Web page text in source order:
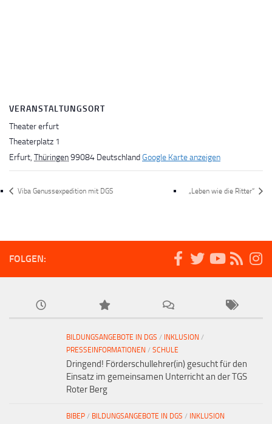
VERANSTALTUNGSORT
Theater erfurt
Theaterplatz 1
Erfurt, Thüringen99084 DeutschlandGoogle Karte anzeigen
Viba Genussexpedition mit DGS „Leben wie die Ritter“
FOLGEN:
BILDUNGSANGEBOTE IN DGS / INKLUSION /
PRESSEINFORMATIONEN / SCHULE
Dringend! Förderschullehrer(in) gesucht für den
Einsatz im gemeinsamen Unterricht an der TGS
Roter Berg
BIBEP / BILDUNGSANGEBOTE IN DGS / INKLUSION